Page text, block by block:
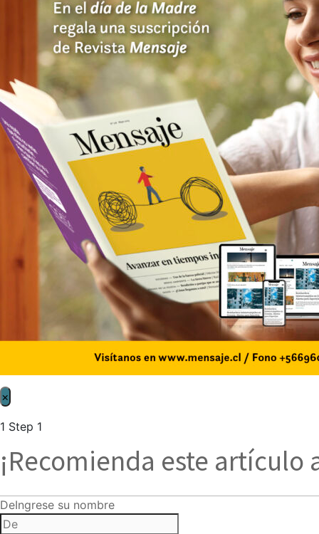
×
1 Step 1
¡Recomienda este artículo
DeIngrese su nombre